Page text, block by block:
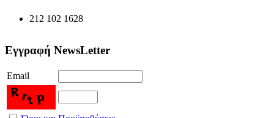
212 102 1628
Εγγραφή NewsLetter
Email